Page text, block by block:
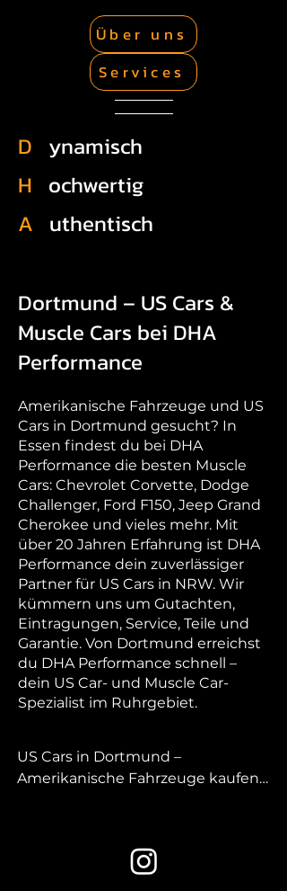
Über uns
Services
D ynamisch
H ochwertig
A uthentisch
Dortmund – US Cars &
Muscle Cars bei DHA
Performance
Amerikanische Fahrzeuge und US
Cars in Dortmund gesucht? In
Essen findest du bei DHA
Performance die besten Muscle
Cars: Chevrolet Corvette, Dodge
Challenger, Ford F150, Jeep Grand
Cherokee und vieles mehr. Mit
über 20 Jahren Erfahrung ist DHA
Performance dein zuverlässiger
Partner für US Cars in NRW. Wir
kümmern uns um Gutachten,
Eintragungen, Service, Teile und
Garantie. Von Dortmund erreichst
du DHA Performance schnell –
dein US Car- und Muscle Car-
Spezialist im Ruhrgebiet.
US Cars in Dortmund –
Amerikanische Fahrzeuge kaufen
dortmund und möchten echte